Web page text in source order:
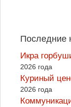
Последние
Икра
2026 года
Куриный
2026 года